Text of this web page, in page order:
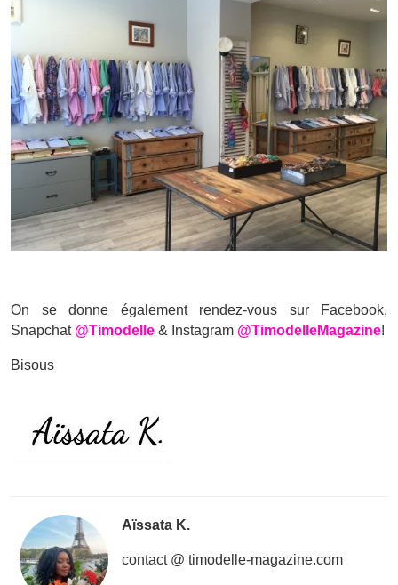
On se donne également rendez-vous sur Facebook,
Snapchat @Timodelle & Instagram @TimodelleMagazine!
Bisous
Aïssata K.
contact @ timodelle-magazine.com